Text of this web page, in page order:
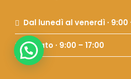
Dal lunedì al venerdì · 9:00
Sabato · 9:00 – 17:00